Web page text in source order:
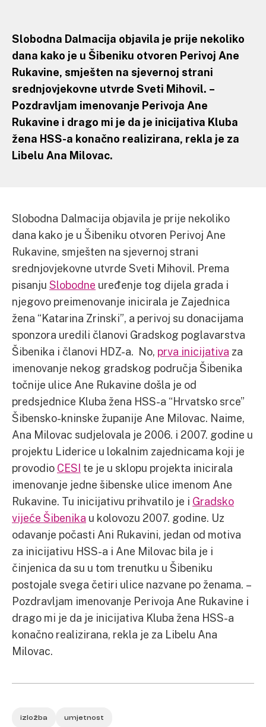
Slobodna Dalmacija objavila je prije nekoliko
dana kako je u Šibeniku otvoren Perivoj Ane
Rukavine, smješten na sjevernoj strani
srednjovjekovne utvrde Sveti Mihovil. –
Pozdravljam imenovanje Perivoja Ane
Rukavine i drago mi je da je inicijativa Kluba
žena HSS-a konačno realizirana, rekla je za
Libelu Ana Milovac.
Slobodna Dalmacija objavila je prije nekoliko
dana kako je u Šibeniku otvoren Perivoj Ane
Rukavine, smješten na sjevernoj strani
srednjovjekovne utvrde Sveti Mihovil. Prema
pisanju Slobodne uređenje tog dijela grada i
njegovo preimenovanje inicirala je Zajednica
žena “Katarina Zrinski”, a perivoj su donacijama
sponzora uredili članovi Gradskog poglavarstva
Šibenika i članovi HDZ-a. No, prva inicijativa za
imenovanje nekog gradskog područja Šibenika
točnije ulice Ane Rukavine došla je od
predsjednice Kluba žena HSS-a “Hrvatsko srce”
Šibensko-kninske županije Ane Milovac. Naime,
Ana Milovac sudjelovala je 2006. i 2007. godine u
projektu Liderice u lokalnim zajednicama koji je
provodio CESI te je u sklopu projekta inicirala
imenovanje jedne šibenske ulice imenom Ane
Rukavine. Tu inicijativu prihvatilo je i Gradsko
vijeće Šibenika u kolovozu 2007. godine. Uz
odavanje počasti Ani Rukavini, jedan od motiva
za inicijativu HSS-a i Ane Milovac bila je i
činjenica da su u tom trenutku u Šibeniku
postojale svega četiri ulice nazvane po ženama. –
Pozdravljam imenovanje Perivoja Ane Rukavine i
drago mi je da je inicijativa Kluba žena HSS-a
konačno realizirana, rekla je za Libelu Ana
Milovac.
izložba umjetnost